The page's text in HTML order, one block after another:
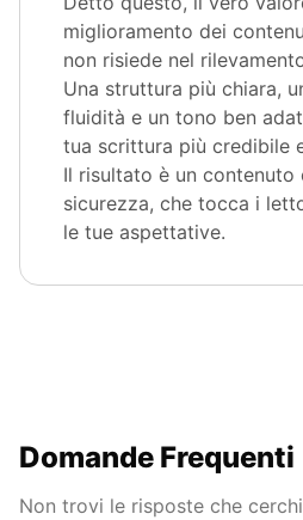
miglioramento dei
non risiede nel
Una struttura più chiara,
fluidità e un tono ben
tua scrittura più credibile
Il risultato è un contenuto
sicurezza, che tocca i
le tue aspettative.
Domande Frequenti
Non trovi le risposte che